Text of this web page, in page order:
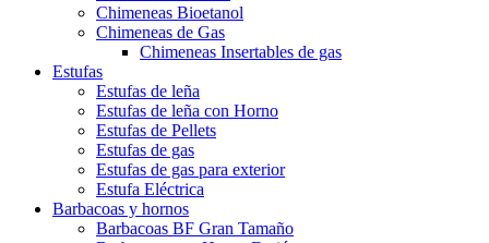
Chimeneas Bioetanol
Chimeneas de Gas
Chimeneas Insertables de gas
Estufas
Estufas de leña
Estufas de leña con Horno
Estufas de Pellets
Estufas de gas
Estufas de gas para exterior
Estufa Eléctrica
Barbacoas y hornos
Barbacoas BF Gran Tamaño